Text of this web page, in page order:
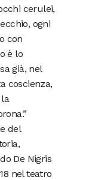
cerulei,
ogni
con
è lo
già, nel
coscienza,
del
De Nigris
nel teatro